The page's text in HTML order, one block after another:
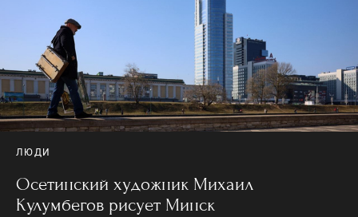
ЛЮДИ
Осетинский художник Михаил
Кулумбегов рисует Минск